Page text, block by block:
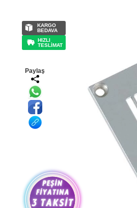
KARGO
BEDAVA
HIZLI
TESLİMAT
Paylaş